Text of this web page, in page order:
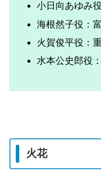
小日向あゆみ
海根然子役：
火賀俊平役：
水本公史郎役
火花